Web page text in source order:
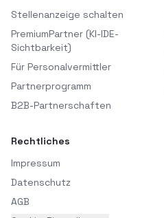
Stellenanzeige schalten
PremiumPartner (KI-IDE-
Sichtbarkeit)
Für Personalvermittler
Partnerprogramm
B2B-Partnerschaften
Rechtliches
Impressum
Datenschutz
AGB